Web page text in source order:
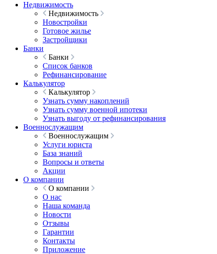
Недвижимость
Недвижимость
Новостройки
Готовое жилье
Застройщики
Банки
Банки
Список банков
Рефинансирование
Калькулятор
Калькулятор
Узнать сумму накоплений
Узнать сумму военной ипотеки
Узнать выгоду от рефинансирования
Военнослужащим
Военнослужащим
Услуги юриста
База знаний
Вопросы и ответы
Акции
О компании
О компании
О нас
Наша команда
Новости
Отзывы
Гарантии
Контакты
Приложение